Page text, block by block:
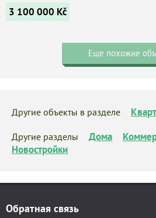
3 100 000 Kč
Еще похожие
Другие объекты в разделе
Другие разделы Дома
Новостройки
Обратная связь